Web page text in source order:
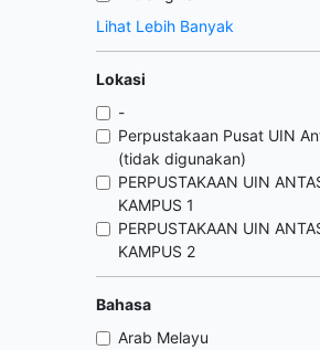
Lihat Lebih Banyak
Lokasi
-
Perpustakaan Pusat UIN
(tidak digunakan)
PERPUSTAKAAN UIN
KAMPUS 1
PERPUSTAKAAN UIN
KAMPUS 2
Bahasa
Arab Melayu